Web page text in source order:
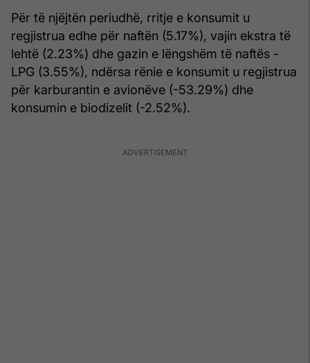
Për të njëjtën periudhë, rritje e konsumit u
regjistrua edhe për naftën (5.17%), vajin ekstra të
lehtë (2.23%) dhe gazin e lëngshëm të naftës -
LPG (3.55%), ndërsa rënie e konsumit u regjistrua
për karburantin e avionëve (-53.29%) dhe
konsumin e biodizelit (-2.52%).